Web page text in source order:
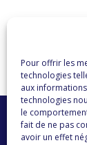
Pour offrir les
technologies
aux
technologies
le
fait de ne pas
avoir un effet